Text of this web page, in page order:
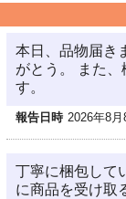
本日、品物届き
がとう。 また
す。
報告日時 2026年8
丁寧に梱包して
に商品を受け取